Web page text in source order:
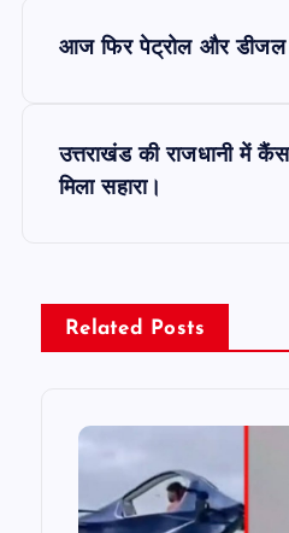
n
a
आज फिर पेट्रोल और डीजल
उत्तराखंड की राजधानी में
मिला सहारा।
Related Posts